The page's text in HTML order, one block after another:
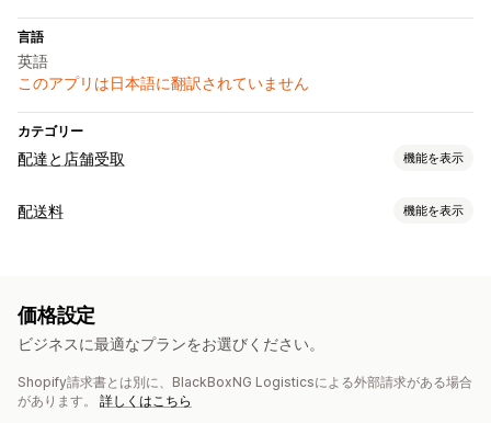
言語
英語
このアプリは日本語に翻訳されていません
カテゴリー
配達と店舗受取 機能を表示
配達オプション
配送料 機能を表示
カスタマイズ
価格設定
ビジネスに最適なプランをお選びください。
Shopify請求書とは別に、BlackBoxNG Logisticsによる外部請求がある場合
があります。 詳しくはこちら